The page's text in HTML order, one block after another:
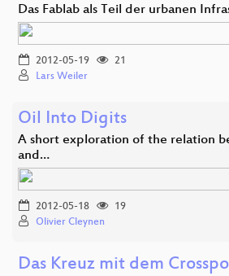
Das Fablab als Teil der urbanen
2012-05-19
21
Lars Weiler
Oil Into Digits
A short exploration of the relation
and…
2012-05-18
19
Olivier Cleynen
Das Kreuz mit dem